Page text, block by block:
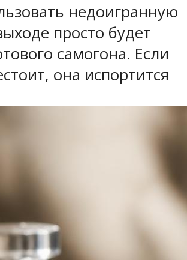
недоигранную
просто будет
самогона. Если
она испортится